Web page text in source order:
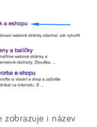
zobrazuje i název